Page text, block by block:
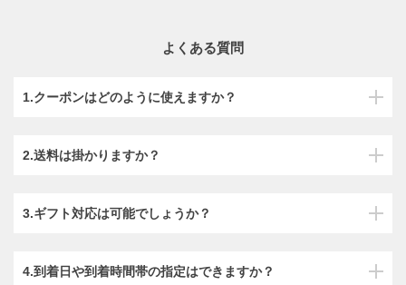
よくある質問
1.クーポンはどのように使えますか？
2.送料は掛かりますか？
3.ギフト対応は可能でしょうか？
4.到着日や到着時間帯の指定はできますか？